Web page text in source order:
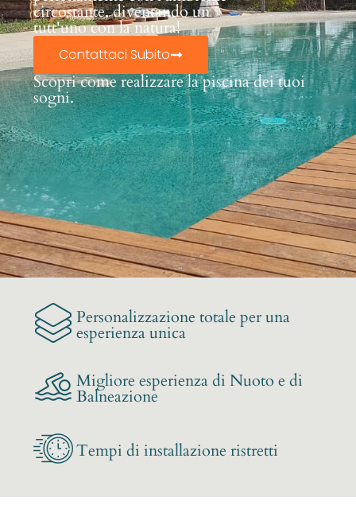
circostante, diventando un
tutt'uno con la natura!
Contattaci Subito
Scopri come realizzare la piscina dei tuoi
sogni.
Personalizzazione totale per una
esperienza unica
Migliore esperienza di Nuoto e di
Balneazione
Tempi di installazione ristretti